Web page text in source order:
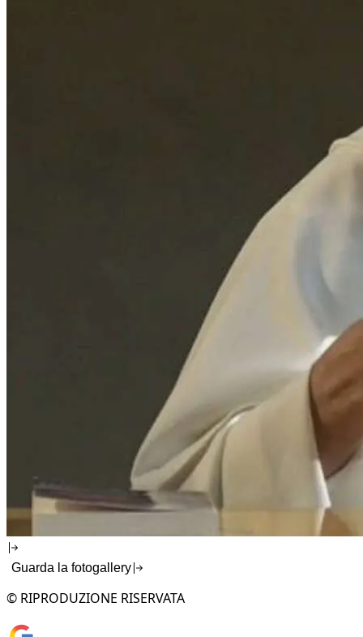
Guarda la fotogallery
© RIPRODUZIONE RISERVATA